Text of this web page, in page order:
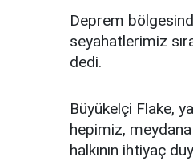
Deprem
seyahatlerimiz
dedi.
Büyükelçi Flake,
hepimiz,
halkının ihtiyaç